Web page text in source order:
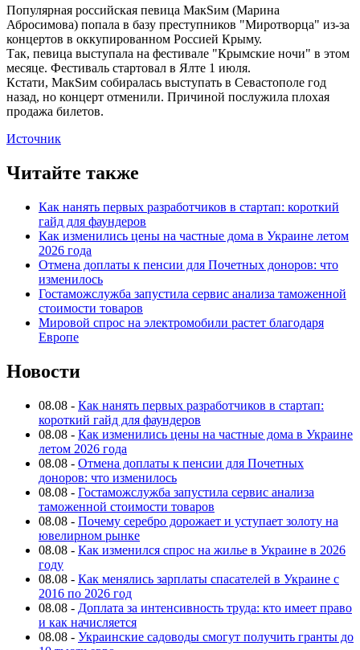
Популярная российская певица МакSим (Марина
Абросимова) попала в базу преступников "Миротворца" из-за
концертов в оккупированном Россией Крыму.
Так, певица выступала на фестивале "Крымские ночи" в этом
месяце. Фестиваль стартовал в Ялте 1 июля.
Кстати, МакSим собиралась выступать в Севастополе год
назад, но концерт отменили. Причиной послужила плохая
продажа билетов.
Источник
Читайте также
Как нанять первых разработчиков в стартап: короткий
гайд для фаундеров
Как изменились цены на частные дома в Украине летом
2026 года
Отмена доплаты к пенсии для Почетных доноров: что
изменилось
Гостаможслужба запустила сервис анализа таможенной
стоимости товаров
Мировой спрос на электромобили растет благодаря
Европе
Новости
08.08 - Как нанять первых разработчиков в стартап:
короткий гайд для фаундеров
08.08 - Как изменились цены на частные дома в Украине
летом 2026 года
08.08 - Отмена доплаты к пенсии для Почетных
доноров: что изменилось
08.08 - Гостаможслужба запустила сервис анализа
таможенной стоимости товаров
08.08 - Почему серебро дорожает и уступает золоту на
ювелирном рынке
08.08 - Как изменился спрос на жилье в Украине в 2026
году
08.08 - Как менялись зарплаты спасателей в Украине с
2016 по 2026 год
08.08 - Доплата за интенсивность труда: кто имеет право
и как начисляется
08.08 - Украинские садоводы смогут получить гранты до